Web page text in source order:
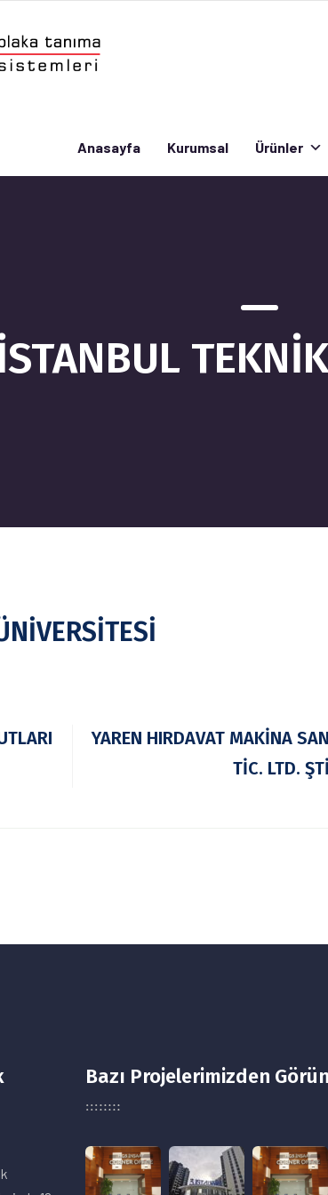
Anasayfa Kurumsal Ürünler
Anasayfa
YAREN HIRDAVAT MAKİNA
TİC. LTD.
Bazı Projelerimizden